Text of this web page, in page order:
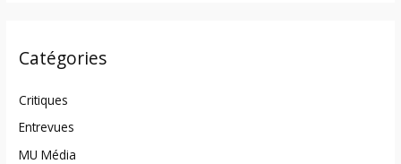
Catégories
Critiques
Entrevues
MU Média